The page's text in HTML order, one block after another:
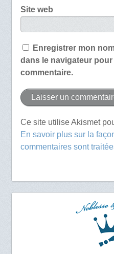
Site web
Enregistrer mon
dans le navigateur
commentaire.
Ce site utilise Akismet
En savoir plus sur la
commentaires sont